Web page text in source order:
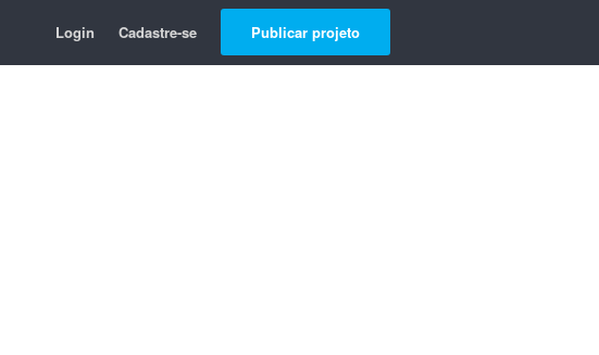
Login Cadastre-se Publicar projeto